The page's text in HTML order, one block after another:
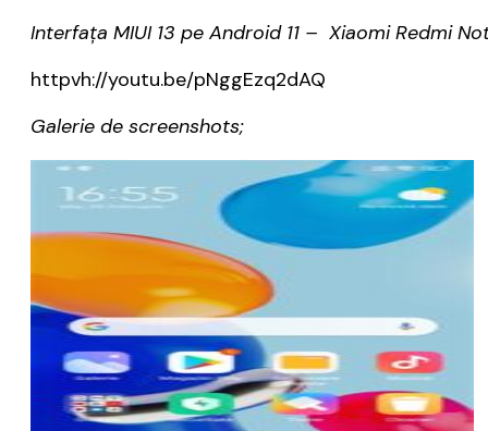
Interfața MIUI 13 pe Android 11 – Xiaomi Redmi
httpvh://youtu.be/pNggEzq2dAQ
Galerie de screenshots;